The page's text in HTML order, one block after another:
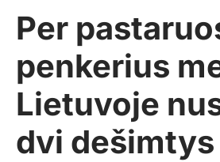
Per
penkerius
Lietuvoje
dvi